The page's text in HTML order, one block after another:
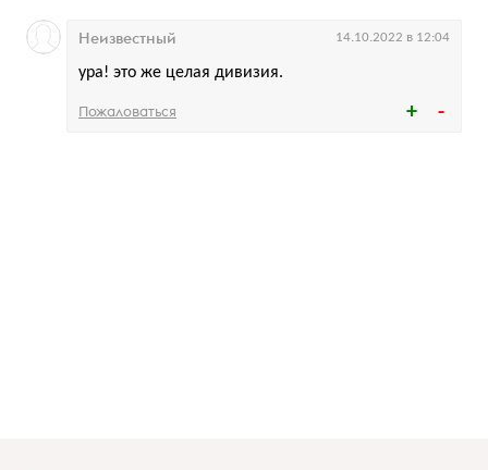
ура! это же целая дивизия.
Неизвестный 14.10.2022 в 12:04
Пожаловаться